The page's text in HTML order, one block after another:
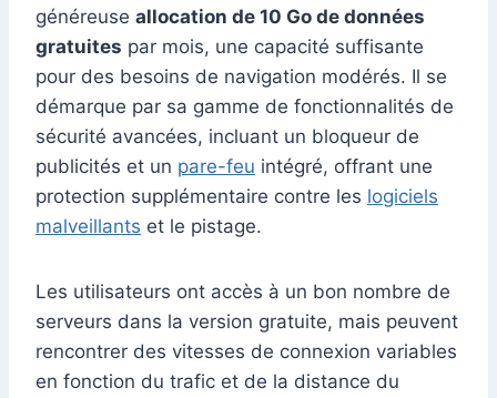
généreuse allocation de 10 Go de données
gratuites par mois, une capacité suffisante
pour des besoins de navigation modérés. Il se
démarque par sa gamme de fonctionnalités de
sécurité avancées, incluant un bloqueur de
publicités et un pare-feu intégré, offrant une
protection supplémentaire contre les logiciels
malveillants et le pistage.
Les utilisateurs ont accès à un bon nombre de
serveurs dans la version gratuite, mais peuvent
rencontrer des vitesses de connexion variables
en fonction du trafic et de la distance du